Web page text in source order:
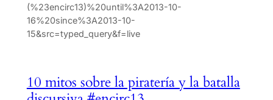
(%23encirc13)%20until%3A2013-10-
16%20since%3A2013-10-
15&src=typed_query&f=live
10 mitos sobre la piratería y la batalla